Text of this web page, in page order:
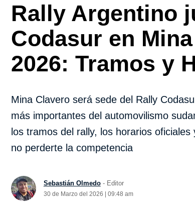
Rally Argentino
Codasur en
2026: Tramos y
Mina Clavero será sede del Rally
más importantes del automovilismo
los tramos del rally, los horarios
no perderte la competencia
Sebastián Olmedo- Editor
30 de Marzo del 2026 | 09:48 am